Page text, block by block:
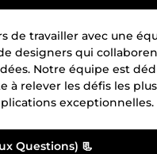
de travailler avec une
designers qui
Notre équipe est
à relever les défis les
exceptionnelles.
Questions) 📃